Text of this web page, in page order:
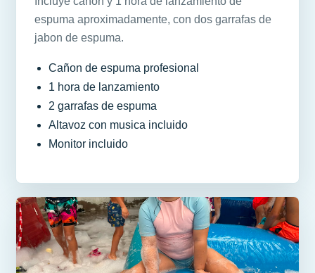
espuma aproximadamente, con dos garrafas de
jabon de espuma.
Cañon de espuma profesional
1 hora de lanzamiento
2 garrafas de espuma
Altavoz con musica incluido
Monitor incluido